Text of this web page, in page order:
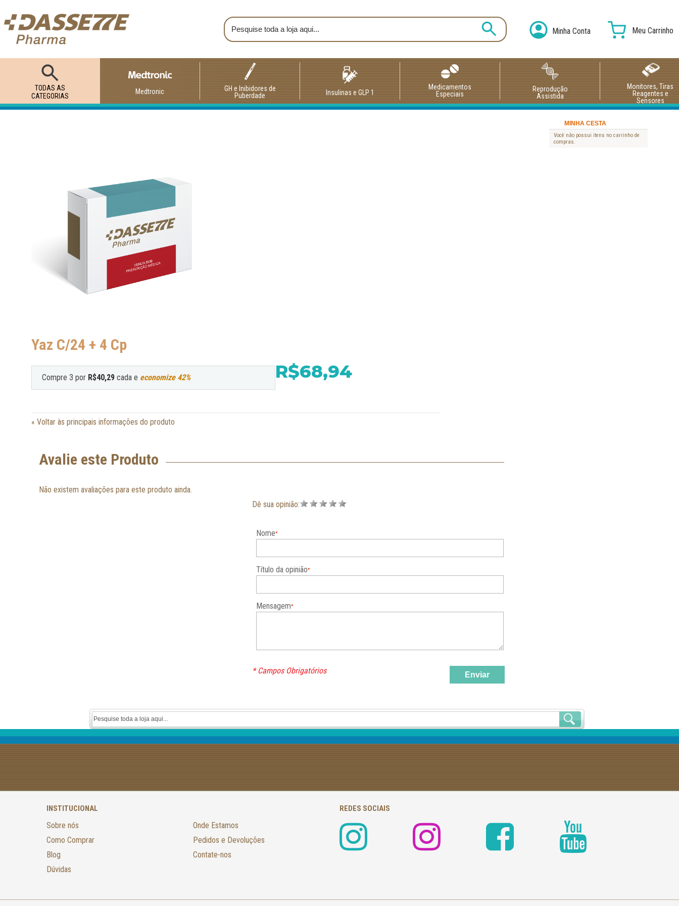
Minha Conta Meu Carrinho
TODAS AS
CATEGORIAS
Medtronic
GH e Inibidores de
Puberdade
Insulinas e GLP 1
Medicamentos
Especiais
Reprodução
Assistida
Monitores, Tiras
Reagentes e
Sensores
Yaz C/24 + 4 Cp
Compre 3 por R$40,29 cada e economize 42% R$68,94
« Voltar às principais informações do produto
Avalie este Produto
Não existem avaliações para este produto ainda.
Dê sua opinião:
Nome
Título da opinião
Mensagem
* Campos Obrigatórios Enviar
MINHA CESTA
Você não possui itens no carrinho de
compras.
INSTITUCIONAL
Sobre nós
Como Comprar
Blog
Dúvidas
Onde Estamos
Pedidos e Devoluções
Contate-nos
REDES SOCIAIS